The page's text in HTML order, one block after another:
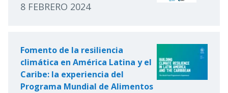
8 FEBRERO 2024
Fomento de la resiliencia
climática en América Latina y el
Caribe: la experiencia del
Programa Mundial de Alimentos